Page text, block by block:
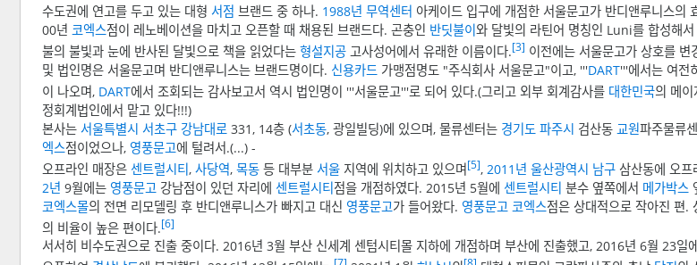
수도권에 연고를 두고 있는 대형 서점 브랜드 중 하나. 1988년 무역센터 아케이드 입구에 개점한 서울문고가 반디앤루니스의
00년 코엑스점이 레노베이션을 마치고 오픈할 때 채용된 브랜드다. 곤충인 반딧불이 와 달빛의 라틴어 명칭인 Luni를 합성해
불의 불빛과 눈에 반사된 달빛으로 책을 읽었다는 형설지공 고사성어에서 유래한 이름이다.[3] 이전에는 서울문고가 상호를
및 법인명은 서울문고며 반디앤루니스는 브랜드명이다. 신용카드 가맹점명도 "주식회사 서울문고"이고, '''DART'''에서는 여전
이 나오며, DART에서 조회되는 감사보고서 역시 법인명이 '''서울문고'''로 되어 있다.(그리고 외부 회계감사를 대한민국의 메이
정회계법인에서 맡고 있다!!!)
본사는 서울특별시 서초구 강남대로 331, 14층 (서초동, 광일빌딩)에 있으며, 물류센터는 경기도 파주시 검산동 교원파주물류
엑스점이었으나, 영풍문고에 털려서.(...) -
오프라인 매장은 센트럴시티, 사당역, 목동 등 대부분 서울 지역에 위치하고 있으며[5], 2011년 울산광역시 남구 삼산동에 오
2년 9월에는 영풍문고 강남점이 있던 자리에 센트럴시티점을 개점하였다. 2015년 5월에 센트럴시티 분수 옆쪽에서 메가박스
코엑스몰의 전면 리모델링 후 반디앤루니스가 빠지고 대신 영풍문고가 들어왔다. 영풍문고 코엑스점은 상대적으로 작아진 편.
의 비율이 높은 편이다.[6]
서서히 비수도권으로 진출 중이다. 2016년 3월 부산 신세계 센텀시티몰 지하에 개점하며 부산에 진출했고, 2016년 6월 23일